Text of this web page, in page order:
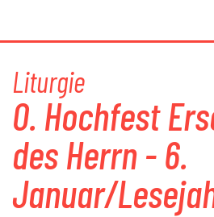
Liturgie
0. Hochfest
des Herrn - 6.
Januar/